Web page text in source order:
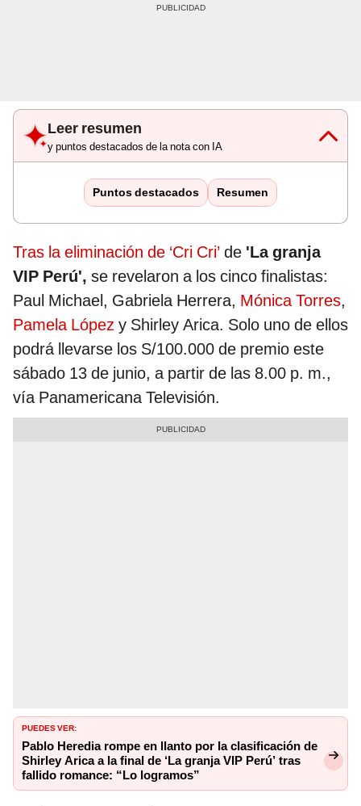
Leer resumen
y puntos destacados de la nota con IA
Puntos destacados Resumen
Tras la eliminación de ‘Cri Cri’ de 'La granja
VIP Perú', se revelaron a los cinco finalistas:
Paul Michael, Gabriela Herrera, Mónica Torres,
Pamela López y Shirley Arica. Solo uno de ellos
podrá llevarse los S/100.000 de premio este
sábado 13 de junio, a partir de las 8.00 p. m.,
vía Panamericana Televisión.
PUEDES VER:
Pablo Heredia rompe en llanto por la clasificación de
Shirley Arica a la final de ‘La granja VIP Perú’ tras
fallido romance: “Lo logramos”